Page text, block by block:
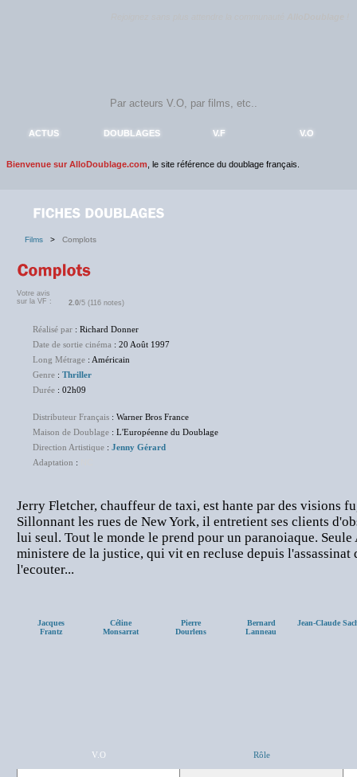
ACTUS DOUBLAGES V.F V.O
Bienvenue sur AlloDoublage.com , le site référence du doublage français.
Films > Complots
Votre avis
sur la VF :
2.0/5 (116 notes)
Réalisé par : Richard Donner
Date de sortie cinéma : 20 Août 1997
Long Métrage : Américain
Genre : Thriller
Durée : 02h09
Distributeur Français : Warner Bros France
Maison de Doublage : L'Européenne du Doublage
Direction Artistique : Jenny Gérard
Adaptation :
Jerry Fletcher, chauffeur de taxi, est hante par des visions
Sillonnant les rues de New York, il entretient ses clients
lui seul. Tout le monde le prend pour un paranoiaque.
ministere de la justice, qui vit en recluse depuis l'assassinat
l'ecouter...
Jacques
Frantz
Céline
Monsarrat
Pierre
Dourlens
Bernard
Lanneau
Jean-Claude
V.O Rôle